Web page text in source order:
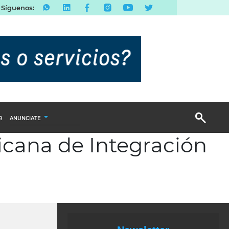
Síguenos:
ANUNCIATE
Publicidad Displayde Integración